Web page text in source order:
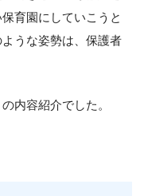
育園にしていこうと
うな姿勢は、保護者
内容紹介でした。